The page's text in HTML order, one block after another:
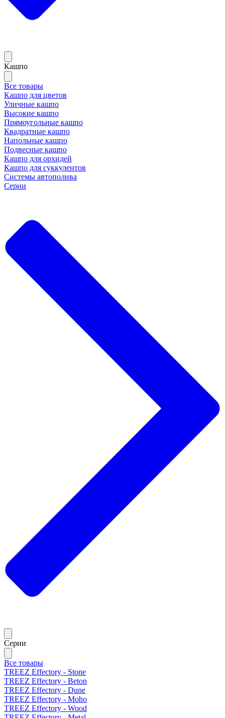
Кашпо
Все товары
Кашпо для цветов
Уличные кашпо
Высокие кашпо
Прямоугольные кашпо
Квадратные кашпо
Напольные кашпо
Подвесные кашпо
Кашпо для орхидей
Кашпо для суккулентов
Системы автополива
Серии
Серии
Все товары
TREEZ Effectory - Stone
TREEZ Effectory - Beton
TREEZ Effectory - Dune
TREEZ Effectory - Moho
TREEZ Effectory - Wood